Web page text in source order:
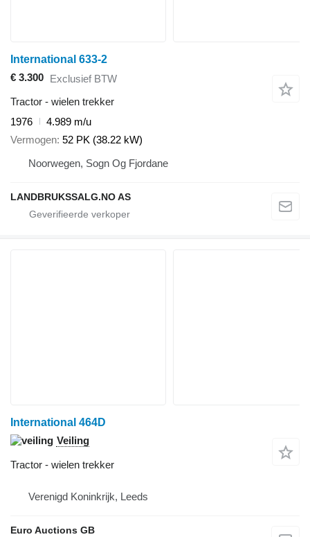
International 633-2
€ 3.300 Exclusief BTW
Tractor - wielen trekker
1976
4.989 m/u
Vermogen 52 PK (38.22 kW)
Noorwegen, Sogn Og Fjordane
LANDBRUKSSALG.NO AS
International 464D
Veiling
Tractor - wielen trekker
Verenigd Koninkrijk, Leeds
Euro Auctions GB